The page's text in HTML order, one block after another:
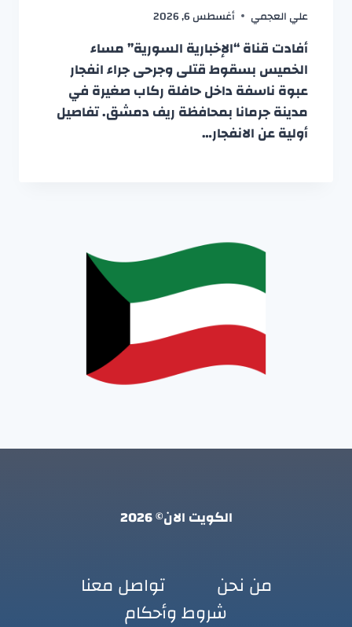
علي العجمي أغسطس 6, 2026
أفادت قناة “الإخبارية السورية” مساء
الخميس بسقوط قتلى وجرحى جراء انفجار
عبوة ناسفة داخل حافلة ركاب صغيرة في
مدينة جرمانا بمحافظة ريف دمشق. تفاصيل
أولية عن الانفجار…
الكويت الان© 2026
من نحن
تواصل معنا
شروط وأحكام